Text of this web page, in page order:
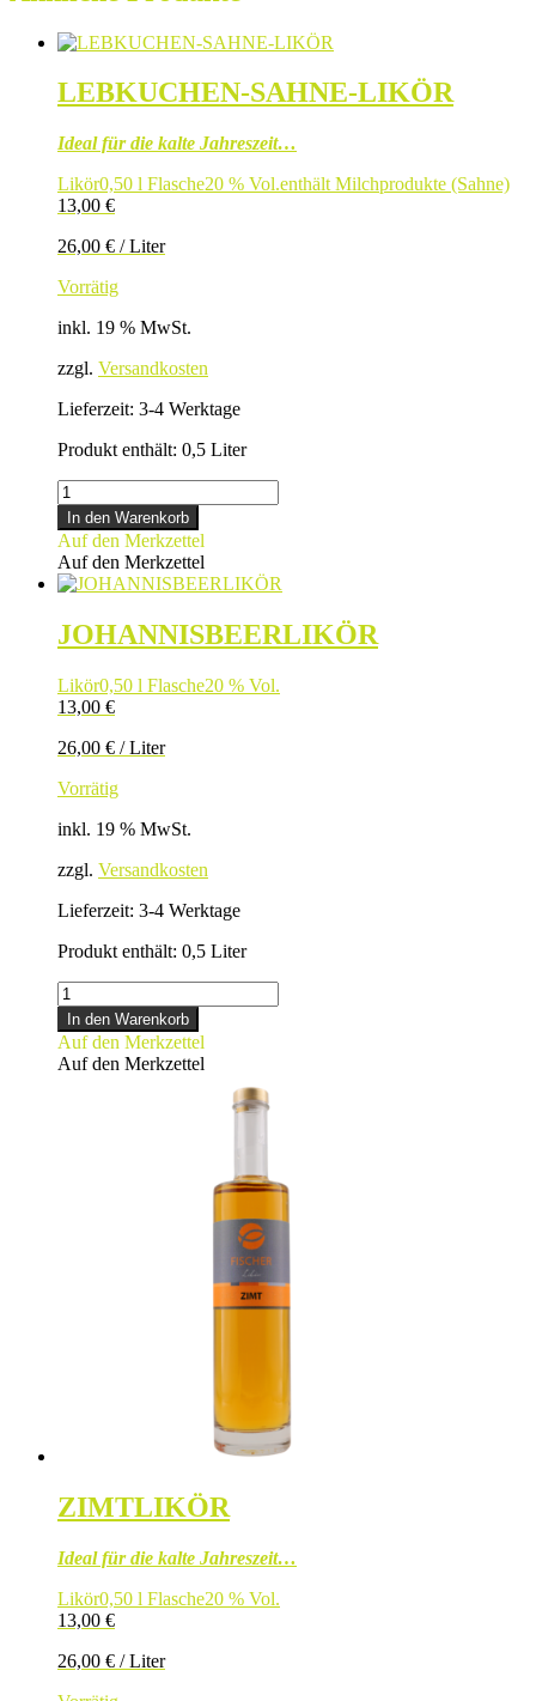
LEBKUCHEN-SAHNE-LIKÖR
Ideal für die kalte Jahreszeit…
Likör0,50 l Flasche20 % Vol.enthält Milchprodukte (Sahne)
13,00 €
26,00 € /Liter
Vorrätig
inkl. 19 % MwSt.
zzgl. Versandkosten
Lieferzeit: 3-4 Werktage
Produkt enthält: 0,5 Liter
LEBKUCHEN-
SAHNE-
LIKÖR
Menge
In den Warenkorb
Auf den Merkzettel
Auf den Merkzettel
JOHANNISBEERLIKÖR
Likör0,50 l Flasche20 % Vol.
13,00 €
26,00 € /Liter
Vorrätig
inkl. 19 % MwSt.
zzgl. Versandkosten
Lieferzeit: 3-4 Werktage
Produkt enthält: 0,5 Liter
JOHANNISBEERLIKÖR
Menge
In den Warenkorb
Auf den Merkzettel
Auf den Merkzettel
ZIMTLIKÖR
Ideal für die kalte Jahreszeit…
Likör0,50 l Flasche20 % Vol.
13,00 €
26,00 € /Liter